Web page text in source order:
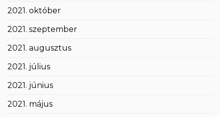
2021. október
2021. szeptember
2021. augusztus
2021. július
2021. június
2021. május